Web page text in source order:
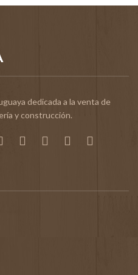
dedicada a la venta de
y construcción.